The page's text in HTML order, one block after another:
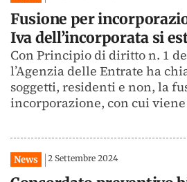
Fusione per
Iva dell’incorporata si
Con Principio di diritto n. 1
l’Agenzia delle Entrate ha
soggetti, residenti e non, la
incorporazione, con cui viene
News 2 Settembre 2024